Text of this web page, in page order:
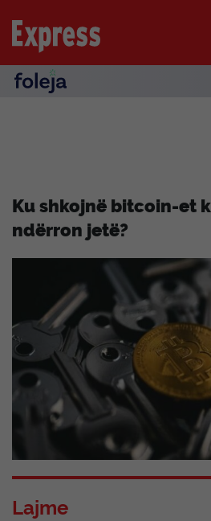
Ku shkojnë bitcoin-et
ndërron jetë?
Lajme